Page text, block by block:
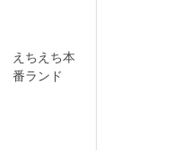
えちえち本
番ランド